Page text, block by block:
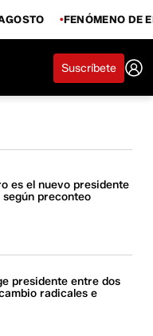
FENÓMENO DE
Suscríbete
es el nuevo presidente
según preconteo
presidente entre dos
radicales e